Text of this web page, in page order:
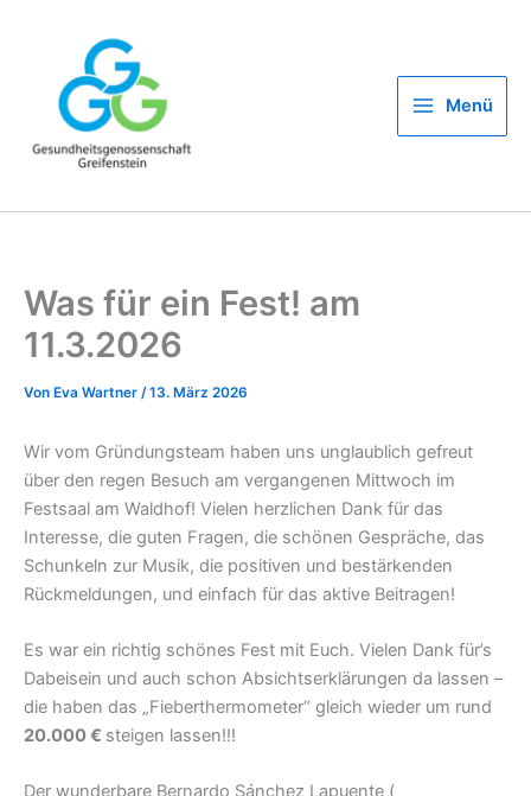
Menü
Was für ein Fest! am
11.3.2026
Von Eva Wartner /13. März 2026
Wir vom Gründungsteam haben uns unglaublich gefreut
über den regen Besuch am vergangenen Mittwoch im
Festsaal am Waldhof! Vielen herzlichen Dank für das
Interesse, die guten Fragen, die schönen Gespräche, das
Schunkeln zur Musik, die positiven und bestärkenden
Rückmeldungen, und einfach für das aktive Beitragen!
Es war ein richtig schönes Fest mit Euch. Vielen Dank für’s
Dabeisein und auch schon Absichtserklärungen da lassen –
die haben das „Fieberthermometer“ gleich wieder um rund
20.000 € steigen lassen!!!
Der wunderbare Bernardo Sánchez Lapuente (